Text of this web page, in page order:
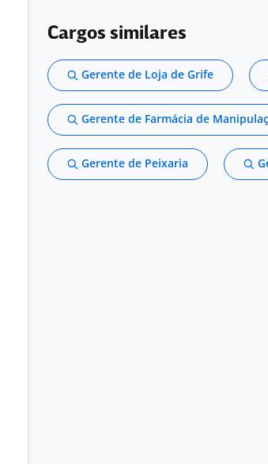
Cargos similares
Gerente de Loja de Grife
Gerente de Farmácia de
Gerente de Peixaria